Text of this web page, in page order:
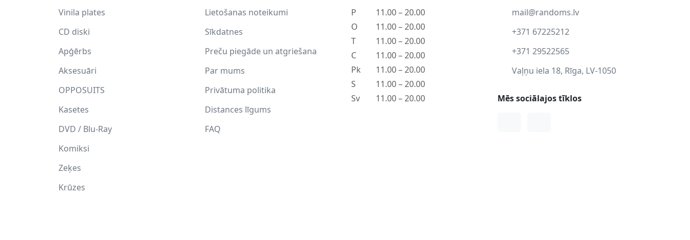
Vinila plates
CD diski
Apģērbs
Aksesuāri
OPPOSUITS
Kasetes
DVD / Blu-Ray
Komiksi
Zeķes
Krūzes
Lietošanas noteikumi
Sīkdatnes
Preču piegāde un atgriešana
Par mums
Privātuma politika
Distances līgums
FAQ
P
11.00 – 20.00
O
11.00 – 20.00
T
11.00 – 20.00
C
11.00 – 20.00
Pk
11.00 – 20.00
S
11.00 – 20.00
Sv
11.00 – 20.00
mail@randoms.lv
+371 67225212
+371 29522565
Vaļņu iela 18, Rīga, LV-1050
Mēs sociālajos tīklos